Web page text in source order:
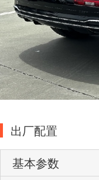
出厂配置
基本参数